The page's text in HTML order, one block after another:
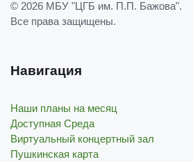
© 2026 МБУ "ЦГБ им. П.П. Бажова".
Все права защищены.
Навигация
Наши планы на месяц
Доступная Среда
Виртуальный концертный зал
Пушкинская карта